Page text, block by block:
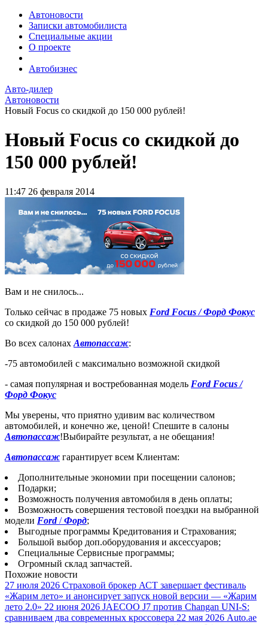
Автоновости
Записки автомобилиста
Специальные акции
О проекте
Автобизнес
Авто-дилер
Автоновости
Новый Focus со скидкой до 150 000 рублей!
Новый Focus со скидкой до
150 000 рублей!
11:47 26 февраля 2014
Вам и не снилось...
Только сейчас в продаже 75 новых Ford Focus / Форд Фокус
со скидкой до 150 000 рублей!
Во всех салонах Автопассаж:
-75 автомобилей с максимально возможной скидкой
- самая популярная и востребованная модель Ford Focus /
Форд Фокус
Мы уверены, что приятно удивим вас количеством
автомобилей, и конечно же, ценой! Спешите в салоны
Автопассаж!Выбирайте результат, а не обещания!
Автопассаж гарантирует всем Клиентам:
Дополнительные экономии при посещении салонов;
Подарки;
Возможность получения автомобиля в день оплаты;
Возможность совершения тестовой поездки на выбранной
модели Ford/Форд;
Выгодные программы Кредитования и Страхования;
Большой выбор доп.оборудования и аксессуаров;
Специальные Сервисные программы;
Огромный склад запчастей.
Похожие новости
27 июля 2026 Страховой брокер АСТ завершает фестиваль
«Жарим лето» и анонсирует запуск новой версии — «Жарим
лето 2.0» 22 июня 2026 JAECOO J7 против Changan UNI-S:
сравниваем два современных кроссовера 22 мая 2026 Auto.ae